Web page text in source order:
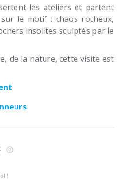
les ateliers et partent
le motif : chaos rocheux,
insolites sculptés par le
de la nature, cette visite est
!